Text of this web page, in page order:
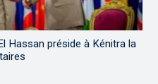
Hassan préside à Kénitra la